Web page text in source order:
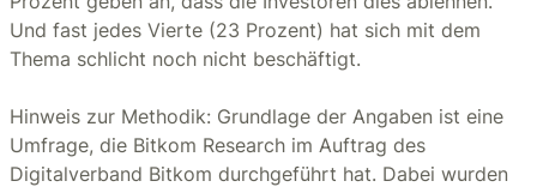
Und fast jedes Vierte (23 Prozent) hat sich mit dem
Thema schlicht noch nicht beschäftigt.
Hinweis zur Methodik: Grundlage der Angaben ist eine
Umfrage, die Bitkom Research im Auftrag des
Digitalverband Bitkom durchgeführt hat. Dabei wurden